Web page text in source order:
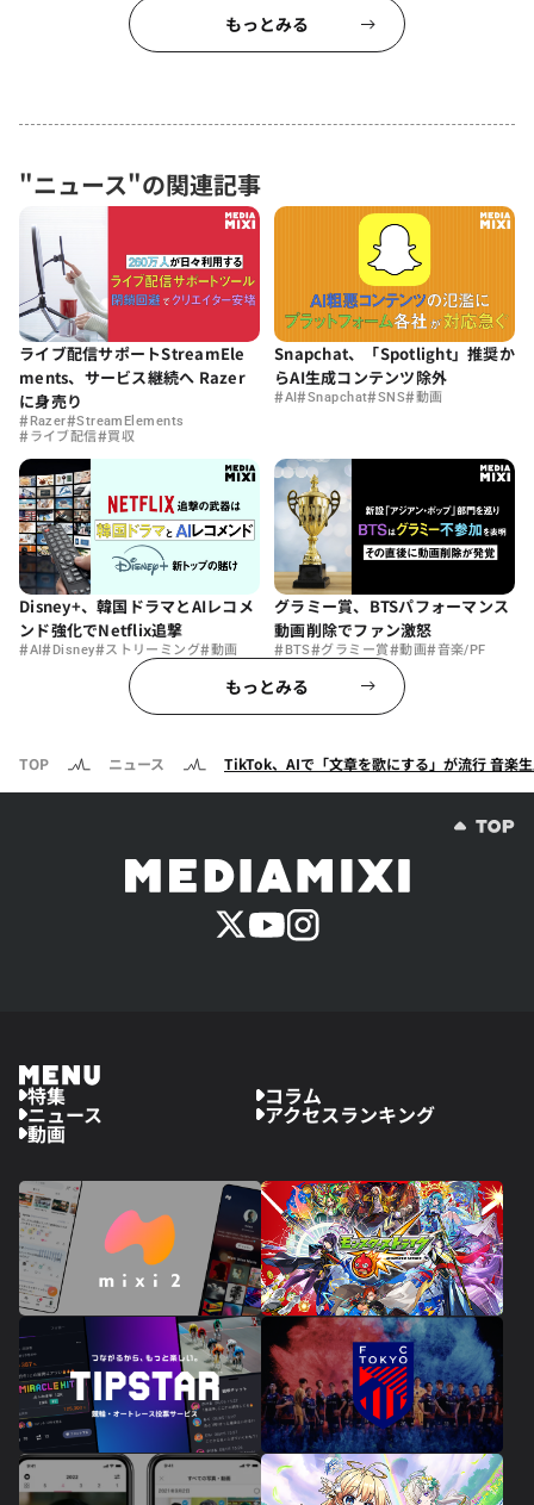
もっとみる
"ニュース"の関連記事
ライブ配信サポートStreamEle
ments、サービス継続へ Razer
に身売り
#Razer#StreamElements
#ライブ配信#買収
Snapchat、「Spotlight」推奨か
らAI生成コンテンツ除外
#AI#Snapchat#SNS#動画
Disney+、韓国ドラマとAIレコメ
ンド強化でNetflix追撃
#AI#Disney#ストリーミング#動画
グラミー賞、BTSパフォーマンス
動画削除でファン激怒
#BTS#グラミー賞#動画#音楽/PF
もっとみる
TOP ニュース TikTok、AIで「文章を歌にする」が流行 音楽
特集 コラム
ニュース アクセスランキング
動画